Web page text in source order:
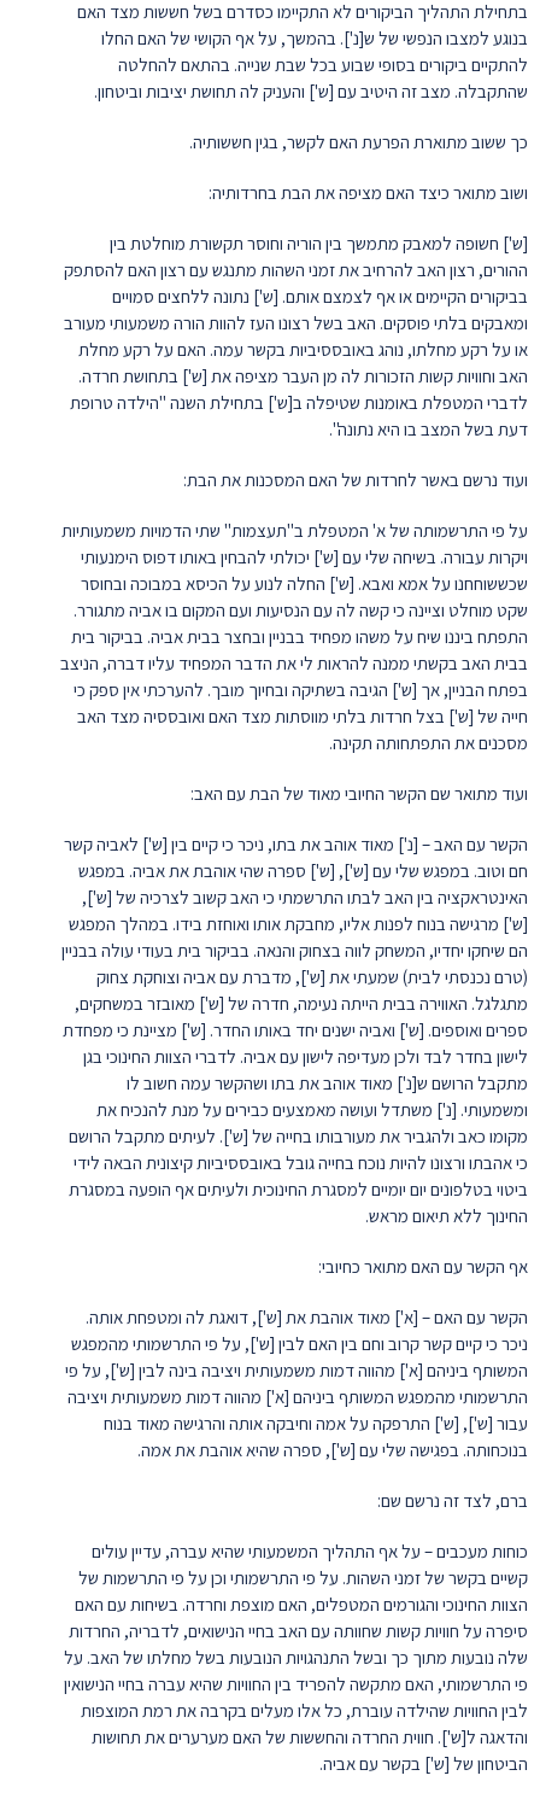
בתחילת התהליך הביקורים לא התקיימו כסדרם בשל חששות מצד האם
בנוגע למצבו הנפשי של ש[נ']. בהמשך, על אף הקושי של האם החלו
להתקיים ביקורים בסופי שבוע בכל שבת שנייה. בהתאם להחלטה
שהתקבלה. מצב זה היטיב עם [ש'] והעניק לה תחושת יציבות וביטחון.
כך ששוב מתוארת הפרעת האם לקשר, בגין חששותיה.
ושוב מתואר כיצד האם מציפה את הבת בחרדותיה:
[ש'] חשופה למאבק מתמשך בין הוריה וחוסר תקשורת מוחלטת בין
ההורים, רצון האב להרחיב את זמני השהות מתנגש עם רצון האם להסתפק
בביקורים הקיימים או אף לצמצם אותם. [ש'] נתונה ללחצים סמויים
ומאבקים בלתי פוסקים. האב בשל רצונו העז להוות הורה משמעותי מעורב
או על רקע מחלתו, נוהג באובססיביות בקשר עמה. האם על רקע מחלת
האב וחוויות קשות הזכורות לה מן העבר מציפה את [ש'] בתחושת חרדה.
לדברי המטפלת באומנות שטיפלה ב[ש'] בתחילת השנה "הילדה טרופת
דעת בשל המצב בו היא נתונה".
ועוד נרשם באשר לחרדות של האם המסכנות את הבת:
על פי התרשמותה של א' המטפלת ב"תעצמות" שתי הדמויות משמעותיות
ויקרות עבורה. בשיחה שלי עם [ש'] יכולתי להבחין באותו דפוס הימנעותי
שכששוחחנו על אמא ואבא. [ש'] החלה לנוע על הכיסא במבוכה ובחוסר
שקט מוחלט וציינה כי קשה לה עם הנסיעות ועם המקום בו אביה מתגורר.
התפתח ביננו שיח על משהו מפחיד בבניין ובחצר בבית אביה. בביקור בית
בבית האב בקשתי ממנה להראות לי את הדבר המפחיד עליו דברה, הניצב
בפתח הבניין, אך [ש'] הגיבה בשתיקה ובחיוך מובך. להערכתי אין ספק כי
חייה של [ש'] בצל חרדות בלתי מווסתות מצד האם ואובססיה מצד האב
מסכנים את התפתחותה תקינה.
ועוד מתואר שם הקשר החיובי מאוד של הבת עם האב:
הקשר עם האב – [נ'] מאוד אוהב את בתו, ניכר כי קיים בין [ש'] לאביה קשר
חם וטוב. במפגש שלי עם [ש'], [ש'] ספרה שהי אוהבת את אביה. במפגש
האינטראקציה בין האב לבתו התרשמתי כי האב קשוב לצרכיה של [ש'],
[ש'] מרגישה בנוח לפנות אליו, מחבקת אותו ואוחזת בידו. במהלך המפגש
הם שיחקו יחדיו, המשחק לווה בצחוק והנאה. בביקור בית בעודי עולה בבניין
(טרם נכנסתי לבית) שמעתי את [ש'], מדברת עם אביה וצוחקת צחוק
מתגלגל. האווירה בבית הייתה נעימה, חדרה של [ש'] מאובזר במשחקים,
ספרים ואוספים. [ש'] ואביה ישנים יחד באותו החדר. [ש'] מציינת כי מפחדת
לישון בחדר לבד ולכן מעדיפה לישון עם אביה. לדברי הצוות החינוכי בגן
מתקבל הרושם ש[נ'] מאוד אוהב את בתו ושהקשר עמה חשוב לו
ומשמעותי. [נ'] משתדל ועושה מאמצעים כבירים על מנת להנכיח את
מקומו כאב ולהגביר את מעורבותו בחייה של [ש']. לעיתים מתקבל הרושם
כי אהבתו ורצונו להיות נוכח בחייה גובל באובססיביות קיצונית הבאה לידי
ביטוי בטלפונים יום יומיים למסגרת החינוכית ולעיתים אף הופעה במסגרת
החינוך ללא תיאום מראש.
אף הקשר עם האם מתואר כחיובי:
הקשר עם האם – [א'] מאוד אוהבת את [ש'], דואגת לה ומטפחת אותה.
ניכר כי קיים קשר קרוב וחם בין האם לבין [ש'], על פי התרשמותי מהמפגש
המשותף ביניהם [א'] מהווה דמות משמעותית ויציבה בינה לבין [ש'], על פי
התרשמותי מהמפגש המשותף ביניהם [א'] מהווה דמות משמעותית ויציבה
עבור [ש'], [ש'] התרפקה על אמה וחיבקה אותה והרגישה מאוד בנוח
בנוכחותה. בפגישה שלי עם [ש'], ספרה שהיא אוהבת את אמה.
ברם, לצד זה נרשם שם:
כוחות מעכבים – על אף התהליך המשמעותי שהיא עברה, עדיין עולים
קשיים בקשר של זמני השהות. על פי התרשמותי וכן על פי התרשמות של
הצוות החינוכי והגורמים המטפלים, האם מוצפת וחרדה. בשיחות עם האם
סיפרה על חוויות קשות שחוותה עם האב בחיי הנישואים, לדבריה, החרדות
שלה נובעות מתוך כך ובשל התנהגויות הנובעות בשל מחלתו של האב. על
פי התרשמותי, האם מתקשה להפריד בין החוויות שהיא עברה בחיי הנישואין
לבין החוויות שהילדה עוברת, כל אלו מעלים בקרבה את רמת המוצפות
והדאגה ל[ש']. חווית החרדה והחששות של האם מערערים את תחושות
הביטחון של [ש'] בקשר עם אביה.